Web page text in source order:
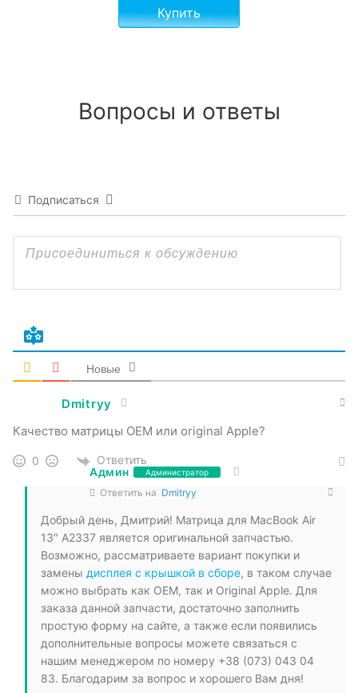
Купить
Вопросы и ответы
Подписаться
Новые
Dmitryy
Качество матрицы ОЕМ или original Apple?
0
Ответить
Админ
Администратор
Ответить на Dmitryy
Добрый день, Дмитрий! Матрица для MacBook Air
13″ A2337 является оригинальной запчастью.
Возможно, рассматриваете вариант покупки и
замены дисплея с крышкой в сборе, в таком случае
можно выбрать как OEM, так и Original Apple. Для
заказа данной запчасти, достаточно заполнить
простую форму на сайте, а также если появились
дополнительные вопросы можете связаться с
нашим менеджером по номеру +38 (073) 043 04
83. Благодарим за вопрос и хорошего Вам дня!